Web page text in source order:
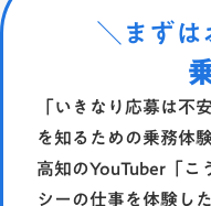
＼まず
「いきなり応募は
を知るための乗務体
高知のYouTuber「